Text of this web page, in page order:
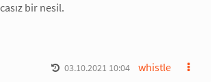
bir nesil.
whistle
03.10.2021 10:04